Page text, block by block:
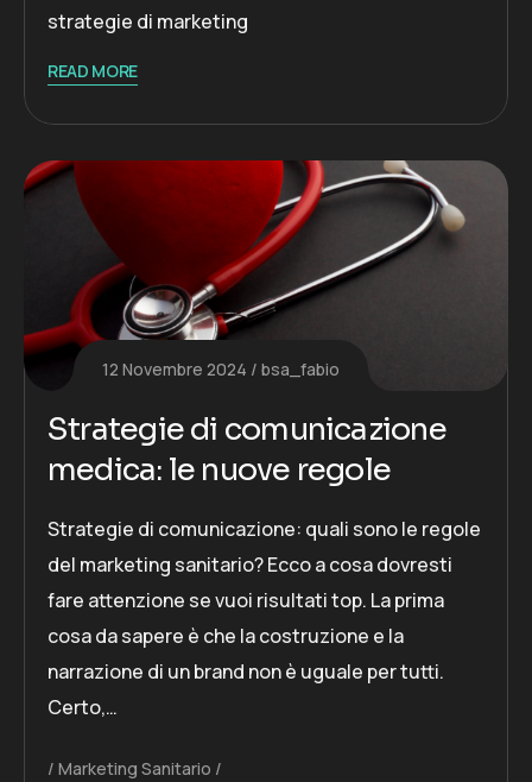
strategie di marketing
READ MORE
12 Novembre 2024 bsa_fabio
Strategie di comunicazione
medica: le nuove regole
Strategie di comunicazione: quali sono le regole
del marketing sanitario? Ecco a cosa dovresti
fare attenzione se vuoi risultati top. La prima
cosa da sapere è che la costruzione e la
narrazione di un brand non è uguale per tutti.
Certo,…
Marketing Sanitario